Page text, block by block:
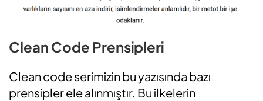
Clean Code Prensipleri
Clean code serimizin bu yazısında bazı
prensipler ele alınmıştır. Bu ilkelerin